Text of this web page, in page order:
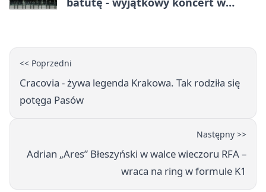
<< Poprzedni
Cracovia - żywa legenda Krakowa. Tak rodziła się
potęga Pasów
Następny >>
Adrian „Ares” Błeszyński w walce wieczoru RFA –
wraca na ring w formule K1